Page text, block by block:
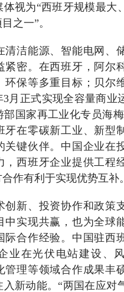
视为“西班牙规模最大
之一”。
洁能源、智能电网、
紧密。在西班牙，阿尔
环保等多重目标；贝尔
3月正式实现全容量商
国家再工业化专员海
牙在零碳新工业、新型
关键伙伴。中国企业在
，西班牙企业提供工程
作有利于实现优势互补。
新、投资协作和政策
中实现共赢，也为全球
际合作经验。中国驻西
业在光伏电站建设、
管理等领域合作成果丰
新动能。“两国在应对